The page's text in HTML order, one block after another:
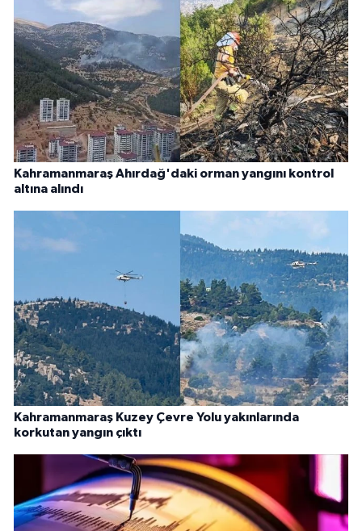
Kahramanmaraş Ahırdağ'daki orman yangını kontrol
altına alındı
Kahramanmaraş Kuzey Çevre Yolu yakınlarında
korkutan yangın çıktı